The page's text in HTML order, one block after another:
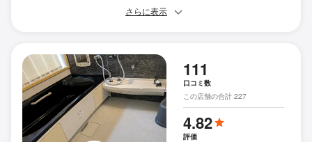
さらに表示
111
口コミ数
この店舗の合計 227
4.82
評価